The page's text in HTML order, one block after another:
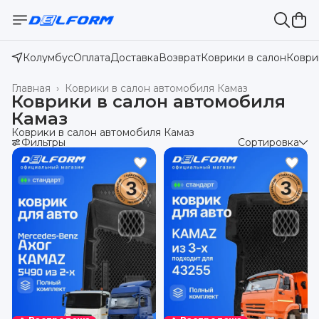
КолумбусОплатаДоставкаВозвратКоврики в салон
Коврики в салон автомобиля Камаз
Главная ›
Коврики в салон автомобиля
Камаз
Коврики в салон автомобиля Камаз
Фильтры Сортировка